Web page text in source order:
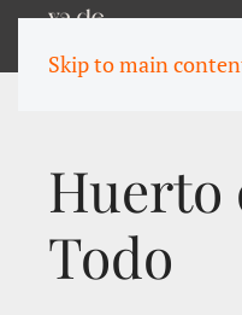
Skip to main
Huerto
Todo